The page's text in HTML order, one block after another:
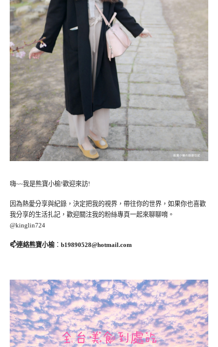
嗨~~我是熊寶小榆!歡迎來訪!
因為熱愛分享與紀錄，決定把我的視界，帶往你的世界，如果你也喜歡
我分享的生活扎記，歡迎關注我的粉絲專頁一起來聊聊唷。
@kinglin724
📫連絡熊寶小榆： b19890528@hotmail.com